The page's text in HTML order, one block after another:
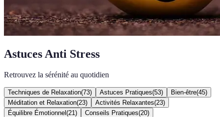
Astuces Anti Stress
Retrouvez la sérénité au quotidien
Techniques de Relaxation(73) Astuces Pratiques(53) Bien-être(45)
Méditation et Relaxation(23) Activités Relaxantes(23)
Équilibre Émotionnel (21 ) Conseils Pratiques(20)